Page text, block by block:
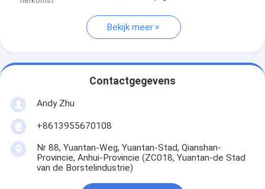
Bekijk meer
Contactgegevens
Andy Zhu
+8613955670108
Nr 88, Yuantan-Weg, Yuantan-Stad, Qianshan-
Provincie, Anhui-Provincie (ZC018, Yuantan-de Stad
van de Borstelindustrie)